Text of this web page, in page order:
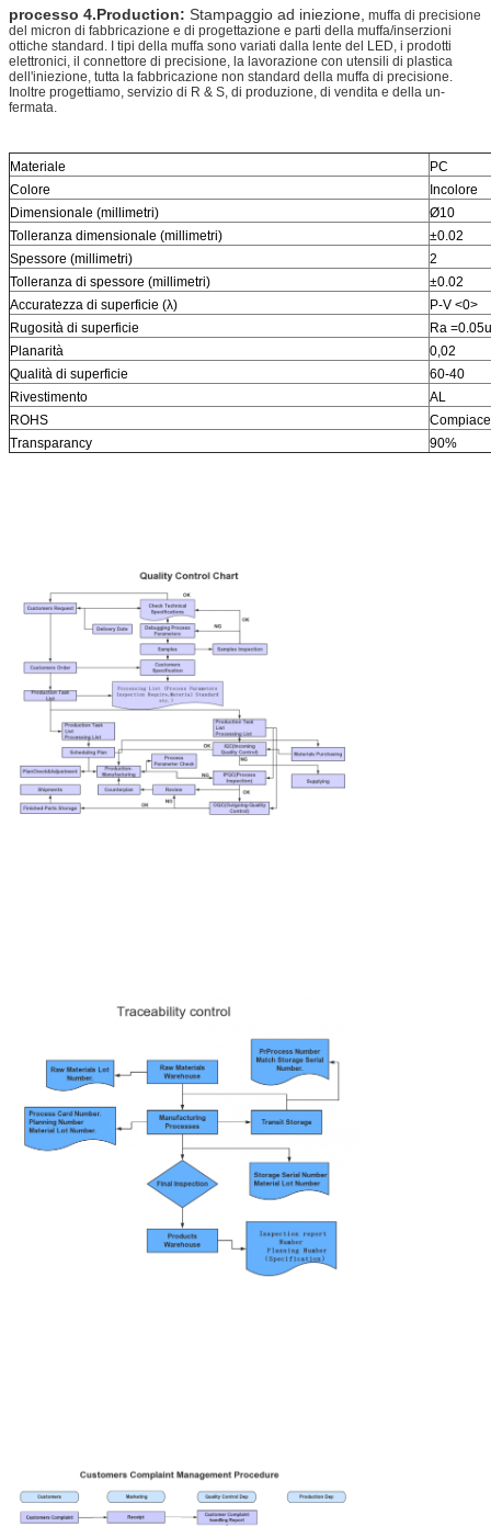
processo 4.Production: Stampaggio ad iniezione, muffa di precisione
del micron di fabbricazione e di progettazione e parti della muffa/inserzioni
ottiche standard. I tipi della muffa sono variati dalla lente del LED, i prodotti
elettronici, il connettore di precisione, la lavorazione con utensili di plastica
dell'iniezione, tutta la fabbricazione non standard della muffa di precisione.
Inoltre progettiamo, servizio di R & S, di produzione, di vendita e della un-
fermata.
Materiale
PC
Colore
Incolore
Dimensionale (millimetri)
Ø10
Tolleranza dimensionale (millimetri)
±0.02
Spessore (millimetri)
2
Tolleranza di spessore (millimetri)
±0.02
Accuratezza di superficie (λ)
P-V <0>
Rugosità di superficie
Ra
Planarità
0,02
Qualità di superficie
60-40
Rivestimento
AL
ROHS
Transparancy
90%